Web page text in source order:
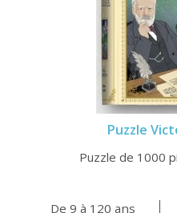
Puzzle
Puzzle de 1000
De 9 à 120 ans